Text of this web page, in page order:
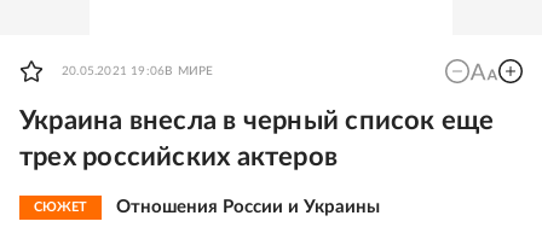
20.05.2021 19:06 В МИРЕ
Украина внесла в черный список еще
трех российских актеров
СЮЖЕТ Отношения России и Украины